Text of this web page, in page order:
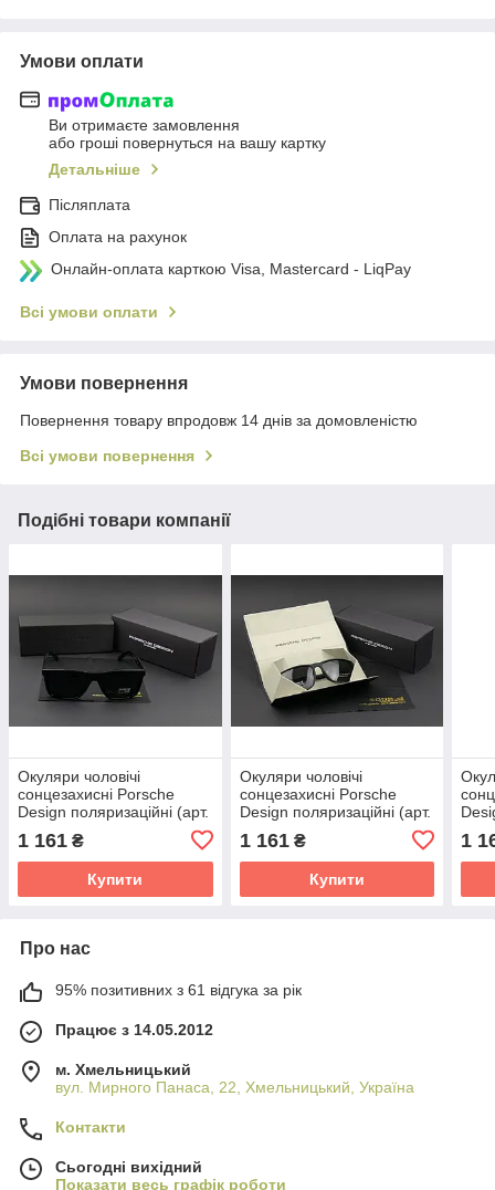
Умови оплати
Ви отримаєте замовлення
або гроші повернуться на вашу картку
Детальніше
Післяплата
Оплата на рахунок
Онлайн-оплата карткою Visa, Mastercard - LiqPay
Всі умови оплати
Умови повернення
Повернення товару впродовж 14 днів за домовленістю
Всі умови повернення
Подібні товари компанії
Окуляри чоловічі
сонцезахисні Porsche
Design поляризаційні (арт.
1 161 ₴
Купити
Окуляри чоловічі
сонцезахисні Porsche
Design поляризаційні (арт.
1 161₴
Купити
1
Про нас
95% позитивних з 61 відгука за рік
Працює з 14.05.2012
м. Хмельницький
вул. Мирного Панаса, 22, Хмельницький, Україна
Контакти
Сьогодні вихідний
Показати весь графік роботи